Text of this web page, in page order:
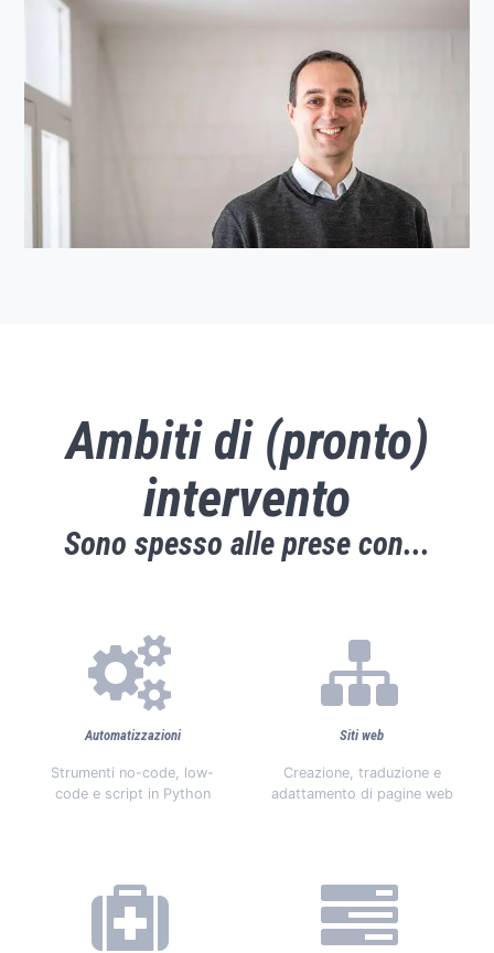
Ambiti di (pronto)
intervento
Sono spesso alle prese con...
Automatizzazioni
Strumenti no-code, low-
code e script in Python
Siti web
Creazione, traduzione e
adattamento di pagine web